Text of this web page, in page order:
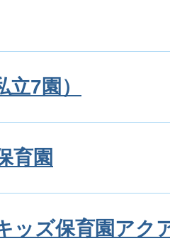
7園）
育園
ッズ保育園アク